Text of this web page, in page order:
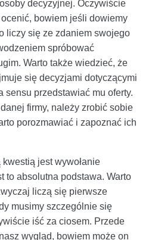
decyzyjnej. Oczywiście
bowiem jeśli dowiemy
liczy się ze zdaniem swojego
spróbować
Warto także wiedzieć, że
się decyzjami dotyczącymi
sensu przedstawiać mu oferty.
firmy, należy zrobić sobie
porozmawiać i zapoznać ich
jest wywołanie
to absolutna podstawa. Warto
liczą się pierwsze
musimy szczególnie się
iść za ciosem. Przede
wygląd, bowiem może on